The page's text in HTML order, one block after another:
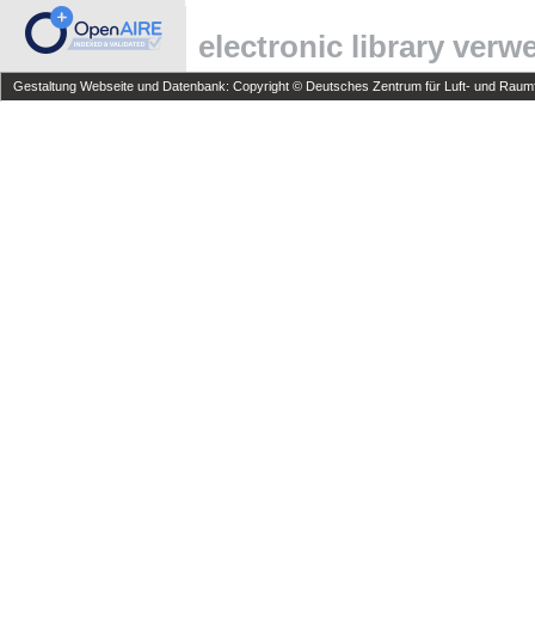
electronic library
Gestaltung Webseite und Datenbank: Copyright © Deutsches Zentrum für Luft- und